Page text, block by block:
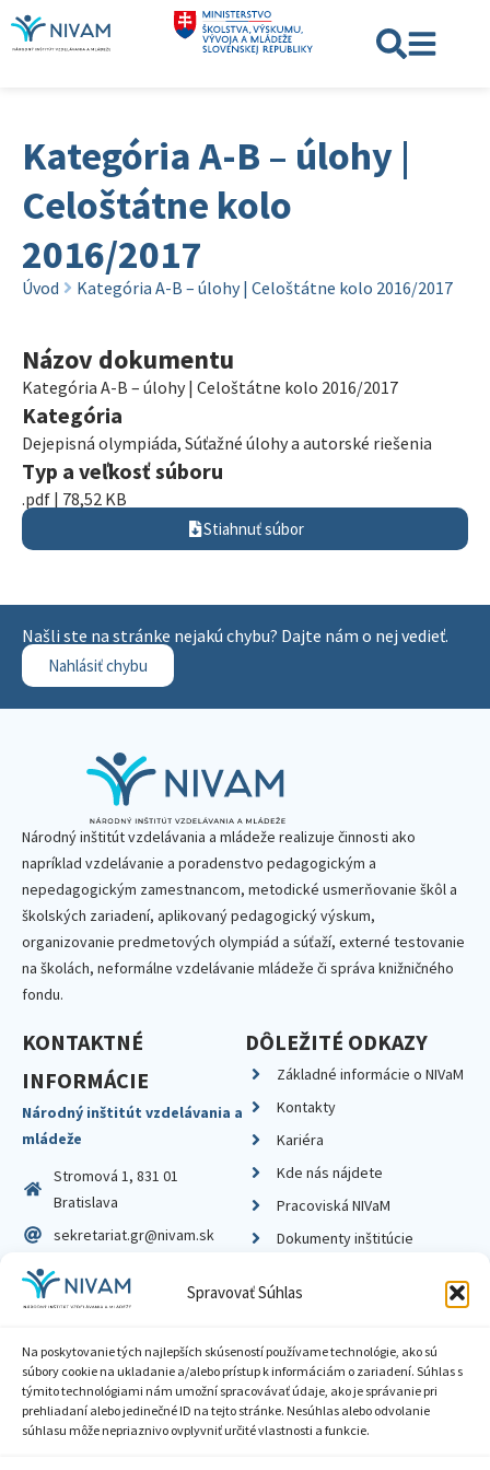
Spravovať Súhlas
Na poskytovanie tých najlepších skúseností používame technológie, ako sú
súbory cookie na ukladanie a/alebo prístup k informáciám o zariadení. Súhlas s
týmito technológiami nám umožní spracovávať údaje, ako je správanie pri
prehliadaní alebo jedinečné ID na tejto stránke. Nesúhlas alebo odvolanie
súhlasu môže nepriaznivo ovplyvniť určité vlastnosti a funkcie.
Kategória A-B – úlohy |
Celoštátne kolo
2016/2017
Úvod Kategória A-B – úlohy | Celoštátne kolo 2016/2017
Názov dokumentu
Kategória A-B – úlohy | Celoštátne kolo 2016/2017
Kategória
Dejepisná olympiáda, Súťažné úlohy a autorské riešenia
Typ a veľkosť súboru
.pdf | 78,52 KB
Stiahnuť súbor
Našli ste na stránke nejakú chybu? Dajte nám o nej vedieť.
Nahlásiť chybu
Národný inštitút vzdelávania a mládeže realizuje činnosti ako
napríklad vzdelávanie a poradenstvo pedagogickým a
nepedagogickým zamestnancom, metodické usmerňovanie škôl a
školských zariadení, aplikovaný pedagogický výskum,
organizovanie predmetových olympiád a súťaží, externé testovanie
na školách, neformálne vzdelávanie mládeže či správa knižničného
fondu.
KONTAKTNÉ
INFORMÁCIE
Národný inštitút vzdelávania a
mládeže
Stromová 1, 831 01
Bratislava
sekretariat.gr@nivam.sk
IČO: 00164348
DIČ: 2020798714
DÔLEŽITÉ ODKAZY
Základné informácie o NIVaM
Kontakty
Kariéra
Kde nás nájdete
Pracoviská NIVaM
Dokumenty inštitúcie
Zásady ochrany súkromia